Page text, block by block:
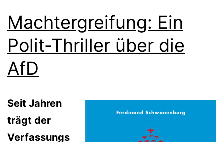
Machtergreifung: Ein
Polit-Thriller über die
AfD
Seit Jahren
trägt der
Verfassungs